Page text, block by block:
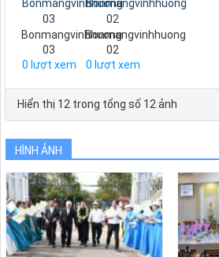
Bonmangvinhhuong
03
0 lượt xem
Bonmangvinhhuong
02
0 lượt xem
Hiển thị 12 trong tổng số 12 ảnh
HÌNH ẢNH